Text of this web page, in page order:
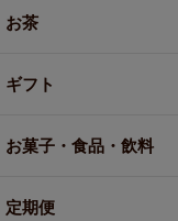
お茶
ギフト
お菓子・食品・飲料
定期便